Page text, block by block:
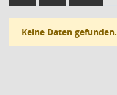
Keine Daten gefunden.